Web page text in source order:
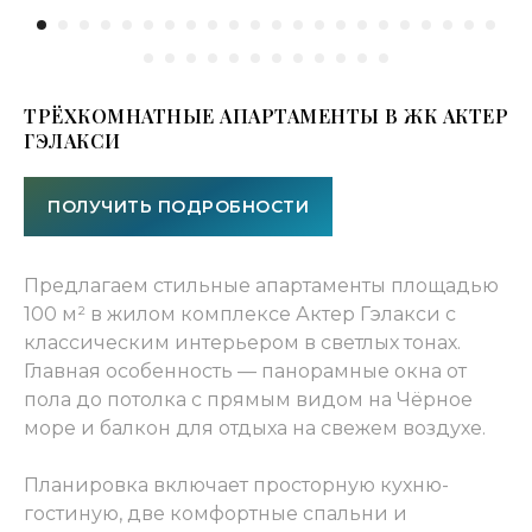
ТРЁХКОМНАТНЫЕ АПАРТАМЕНТЫ В ЖК АКТЕР
ГЭЛАКСИ
ПОЛУЧИТЬ ПОДРОБНОСТИ
Предлагаем стильные апартаменты площадью
100 м² в жилом комплексе Актер Гэлакси с
классическим интерьером в светлых тонах.
Главная особенность — панорамные окна от
пола до потолка с прямым видом на Чёрное
море и балкон для отдыха на свежем воздухе.
Планировка включает просторную кухню-
гостиную, две комфортные спальни и
Из панорамных окон и балкона
море. Балкон оборудован мебелью для
отдыха — идеальное место для
утреннего кофе или вечерних
апартаментов. Белые фасады кухонного
гарнитура, изящная люстра и светлая
мягкая мебель создают атмосферу
домашнего уюта. Две отдельные
спальни обеспечивают комфортный
отдых для всех гостей.
Двухкомнатные апартаменты
светлых тонов. Интерьер создан для тех,
Панорамные окна наполняют
морскую гладь.